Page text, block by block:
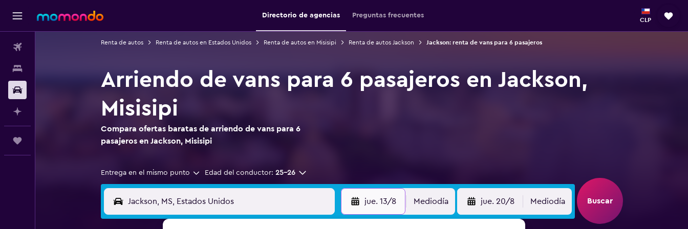
Directorio de agencias Preguntas frecuentes
CLP
Renta de autos Renta de autos en Estados Unidos Renta de autos en Misisipi Renta de autos Jackson Jackson: renta de vans para 6 pasajeros
Arriendo de vans para 6 pasajeros en Jackson,
Misisipi
Compara ofertas baratas de arriendo de vans para 6
pasajeros en Jackson, Misisipi
Entrega en el mismo punto Edad del conductor: 25-26
jue. 13/8 Mediodía jue. 20/8 Mediodía Buscar